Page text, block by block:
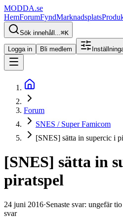
MODDA.se
HemForumFyndMarknadsplats
Sök innehåll...⌘K
Logga in Bli medlem
Forum
SNES / Super Famicom
[SNES] sätta in supercic i
[SNES] sätta in
piratspel
24 juni 2016·Senaste svar: ungefär tio
svar